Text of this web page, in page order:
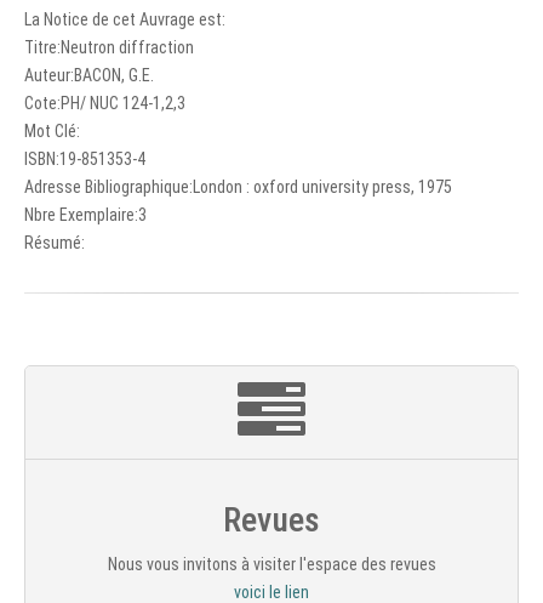
La Notice de cet Auvrage est:
Titre:Neutron diffraction
Auteur:BACON, G.E.
Cote:PH/ NUC 124-1,2,3
Mot Clé:
ISBN:19-851353-4
Adresse Bibliographique:London : oxford university press, 1975
Nbre Exemplaire:3
Résumé:
Revues
Nous vous invitons à visiter l'espace des revues
voici le lien